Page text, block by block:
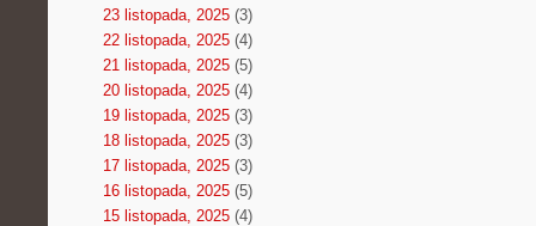
23 listopada, 2025(3)
22 listopada, 2025(4)
21 listopada, 2025(5)
20 listopada, 2025(4)
19 listopada, 2025(3)
18 listopada, 2025(3)
17 listopada, 2025(3)
16 listopada, 2025(5)
15 listopada, 2025(4)